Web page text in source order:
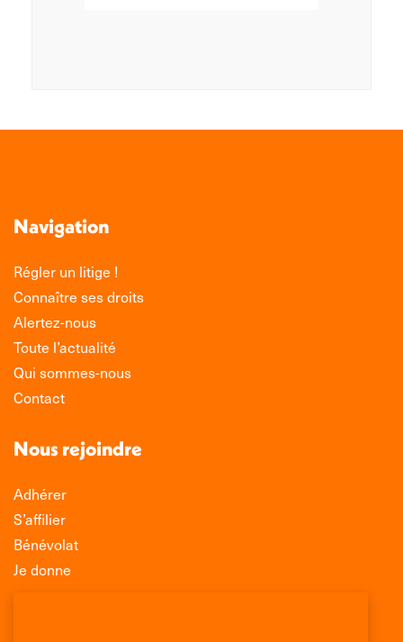
Navigation
Régler un litige !
Connaître ses droits
Alertez-nous
Toute l’actualité
Qui sommes-nous
Contact
Nous rejoindre
Adhérer
S’affilier
Bénévolat
Je donne